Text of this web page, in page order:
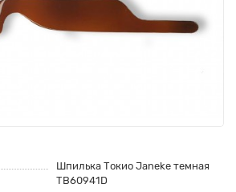
Шпилька Токио Janeke темная
TB60941D